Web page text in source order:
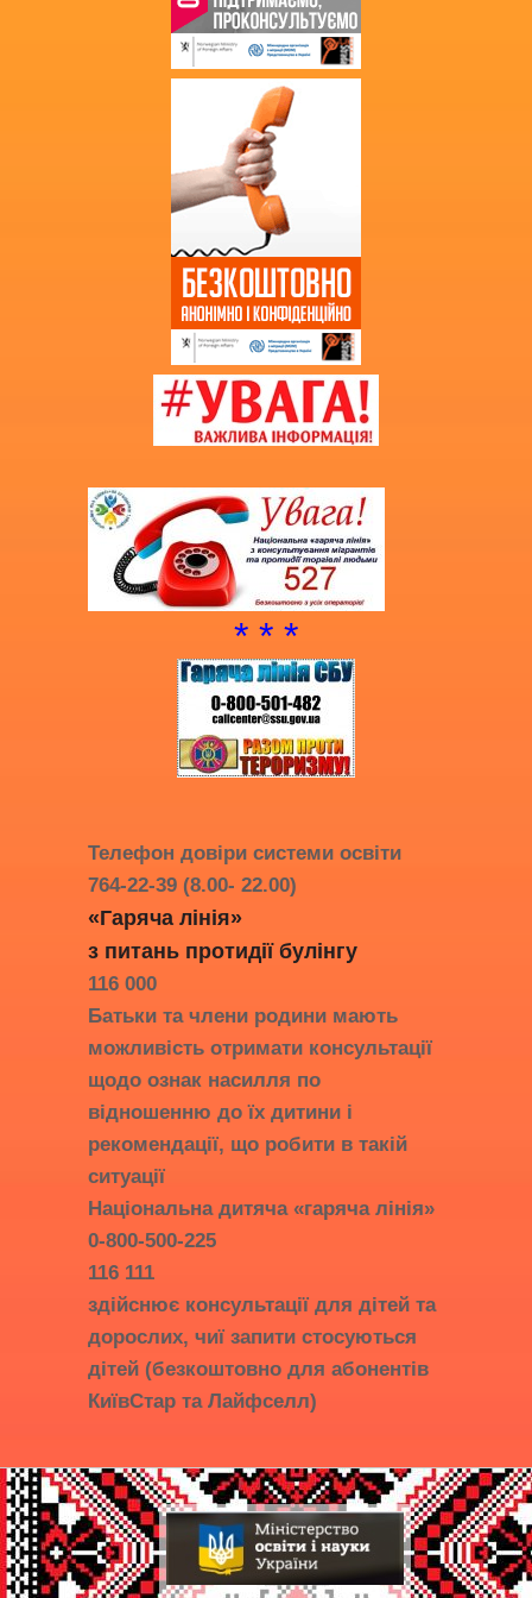
Звернення громадян
Благодійна допомога
Додаткова інформація
Витяг з протоколу про випуск
учнів (вихованців)
НМТ 2025
* * *
Телефон довіри системи освіти
764-22-39 (8.00- 22.00)
«Гаряча лінія»
з питань протидії булінгу
116 000
Батьки та члени родини мають
можливість отримати консультації
щодо ознак насилля по
відношенню до їх дитини і
рекомендації, що робити в такій
ситуації
Національна дитяча «гаряча лінія»
0-800-500-225
116 111
здійснює консультації для дітей та
дорослих, чиї запити стосуються
дітей (безкоштовно для абонентів
КиївСтар та Лайфселл)